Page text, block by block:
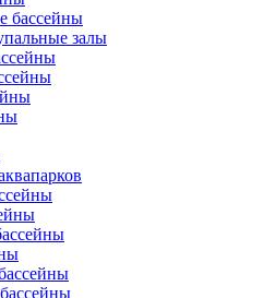
бассейны
залы